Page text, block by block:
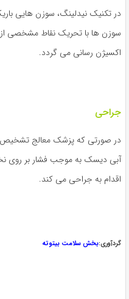
در تکنیک نیدلینگ، سوزن هایی
سوزن ها با تحریک نقاط مشخصی
اکسیژن رسانی می گردد.
جراحی
در صورتی که پزشک معالج
آبی دیسک به موجب فشار بر روی
اقدام به جراحی می کند.
گردآوری:بخش سلامت بیتوته